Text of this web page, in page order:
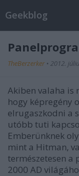
Geekblog
TheBerzerker • 2012.
Akiben valaha is
hogy képregény
elrugaszkodni a
utóbb tuti
Emberünknek
mint a Hitman,
természetesen a
2000 AD